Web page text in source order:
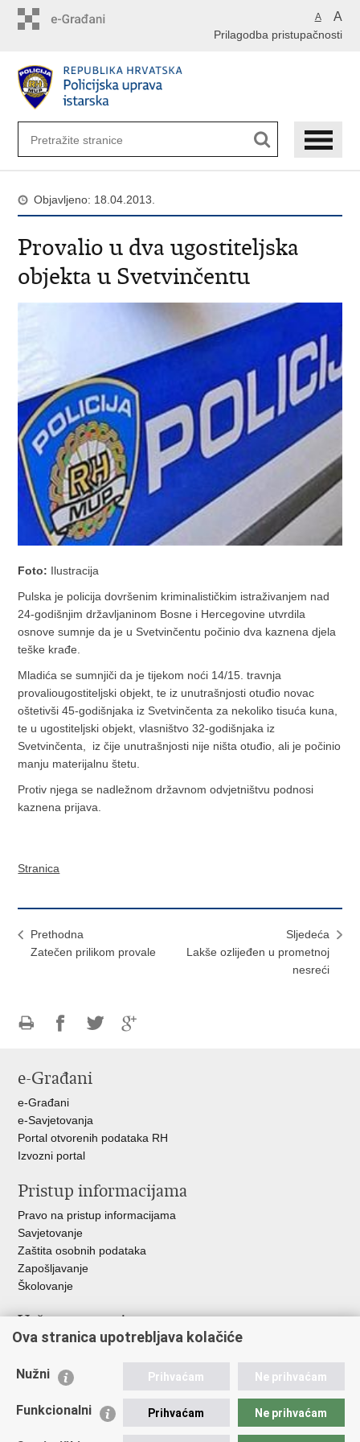
A A
Prilagodba pristupačnosti
Objavljeno: 18.04.2013.
Provalio u dva ugostiteljska
objekta u Svetvinčentu
Foto: Ilustracija
Pulska je policija dovršenim kriminalističkim istraživanjem nad
24-godišnjim državljaninom Bosne i Hercegovine utvrdila
osnove sumnje da je u Svetvinčentu počinio dva kaznena djela
teške krađe.
Mladića se sumnjiči da je tijekom noći 14/15. travnja
provaliougostiteljski objekt, te iz unutrašnjosti otuđio novac
oštetivši 45-godišnjaka iz Svetvinčenta za nekoliko tisuća kuna,
te u ugostiteljski objekt, vlasništvo 32-godišnjaka iz
Svetvinčenta, iz čije unutrašnjosti nije ništa otuđio, ali je počinio
manju materijalnu štetu.
Protiv njega se nadležnom državnom odvjetništvu podnosi
kaznena prijava.
Stranica
Prethodna
Zatečen prilikom provale
Sljedeća
Lakše ozlijeđen u prometnoj
nesreći
FacebookuTwitteru
e-Građani
e-Građani
e-Savjetovanja
Portal otvorenih podataka RH
Izvozni portal
Pristup informacijama
Pravo na pristup informacijama
Savjetovanje
Zaštita osobnih podataka
Zapošljavanje
Školovanje
Važne poveznice
Ministarstvo unutarnjih poslova
Udruge
Policijska akademija
Ova stranica upotrebljava kolačiće
Nužni Prihvaćam Ne prihvaćam
Funkcionalni Prihvaćam Ne prihvaćam